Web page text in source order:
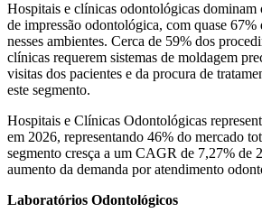
Hospitais e clínicas odontológicas dominam
de impressão odontológica, com quase
nesses ambientes. Cerca de 59% dos
clínicas requerem sistemas de moldagem
visitas dos pacientes e da procura de
este segmento.
Hospitais e Clínicas Odontológicas
em 2026, representando 46% do mercado
segmento cresça a um CAGR de 7,27% de
aumento da demanda por atendimento
Laboratórios Odontológicos